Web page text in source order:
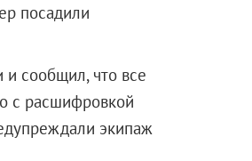
посадили
сообщил, что все
с расшифровкой
экипаж